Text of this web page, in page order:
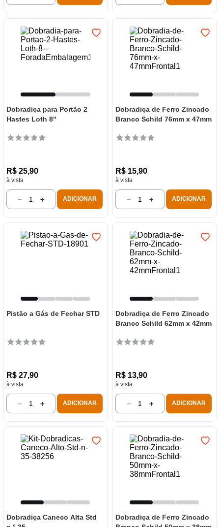
Dobradiça para Portão 2
Hastes Loth 8"
R$ 25,90
à vista
＋
－ ADICIONAR
Dobradiça de Ferro Zincado
Branco Schild 76mm x 47mm
R$ 15,90
à vista
＋
－ ADICIONAR
Pistão a Gás de Fechar STD
R$ 27,90
à vista
＋
－ ADICIONAR
Dobradiça de Ferro Zincado
Branco Schild 62mm x 42mm
R$ 13,90
à vista
＋
－ ADICIONAR
Dobradiça Caneco Alta Std
Dobradiça de Ferro Zincado